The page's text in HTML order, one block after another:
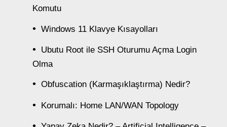
Komutu
Windows 11 Klavye Kısayolları
Ubutu Root ile SSH Oturumu Açma Login
Olma
Obfuscation (Karmaşıklaştırma) Nedir?
Korumalı: Home LAN/WAN Topology